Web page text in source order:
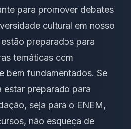
para promover debates
cultural em nosso
preparados para
temáticas com
bem fundamentados. Se
estar preparado para
seja para o ENEM,
não esqueça de